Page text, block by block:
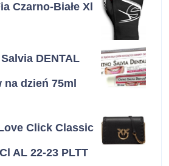
Czarno-Białe Xl
DENTAL
na dzień 75ml
Click Classic
AL 22-23 PLTT